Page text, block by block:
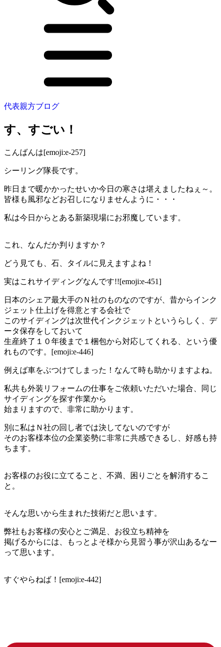
代表親方ブログ
す、すごい！
こんばんは[emoji:e-257]
シーリング隊長です。
昨日まで暖かかったせいか今日の寒さは堪えましたねぇ～。
皆様も風邪などお召しになりませんように・・・
私は今日からとある新築現場にお邪魔しています。
これ、なんだか判りますか？
どう見ても、石、タイルに見えますよね！
実はこれサイディングなんです!![emoji:e-451]
日本のシェア最大手のＮ社のものなのですが、昔からインク
ジェット仕上げを得意とする会社で
このサイディングは次世代インクジェットというらしく、デ
ータ保存をしておいて
生産終了１０年後まで１梱包から対応してくれる、という優
れものです。[emoji:e-446]
例えば車をぶつけてしまった！なんて時も助かりますよね。
私共も外装リフォームの仕事をご依頼いただいた場合、同じ
サイディングを探す作業から
始まりますので、非常に助かります。
別に私はＮ社の回し者では決してないのですが
そのお客様本位の企業姿勢に非常に共感できるし、好感も持
ちます。
お客様のお役に立てること、不満、困りごとを解消するこ
と。
そんな思いから生まれた技術だと思います。
弊社もお客様の安心とご満足、お役立ち精神を
掲げるからには、もっとよそ様から見習う事が沢山あるなー
って思います。
すぐやらねば！[emoji:e-442]